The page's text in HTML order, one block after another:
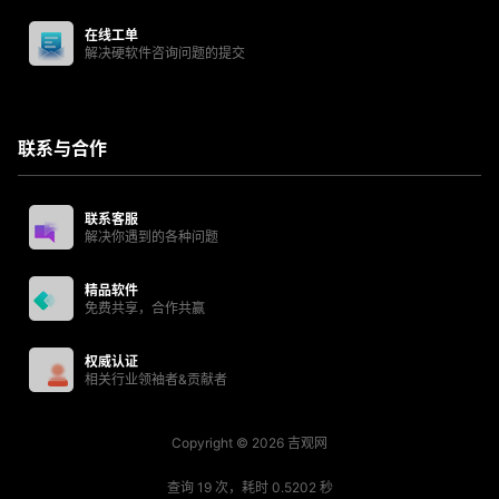
在线工单
解决硬软件咨询问题的提交
联系与合作
联系客服
解决你遇到的各种问题
精品软件
免费共享，合作共赢
权威认证
相关行业领袖者&贡献者
Copyright © 2026 吉观网
查询 19 次，耗时 0.5202 秒